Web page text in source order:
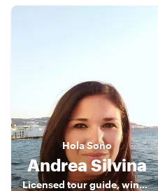
HolaSono
Andrea Silvina
Licensed tour guide, wine lover & foodie